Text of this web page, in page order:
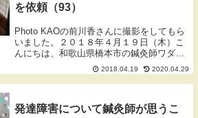
を依頼（93）
Photo KAOの前川香さんに撮影をしてもら
いました。２０１８年４月１９日（木）こ
んにちは、和歌山県橋本市の鍼灸師ワダで
す。蓬庵の撮影概要昨日の１８日に、橋本
市在住のフォトグラファーであるPhoto
KAOの前川香さん（ホームページ）に蓬...
2018.04.19 2020.04.29
発達障害について鍼灸師が思うこ